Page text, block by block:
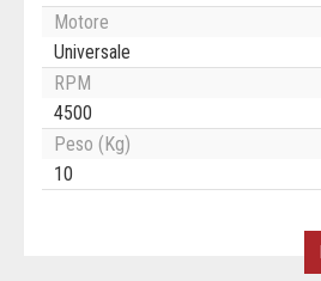
Motore
Universale
RPM
4500
Peso (Kg)
10